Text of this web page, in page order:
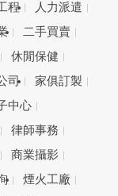
程
人力派遣
二手買賣
休閒保健
司
家俱訂製
中心
律師事務
商業攝影
煙火工廠